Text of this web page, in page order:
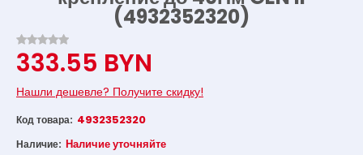
(4932352320)
333.55 BYN
Нашли дешевле? Получите скидку!
Код товара: 4932352320
Наличие: Наличие уточняйте